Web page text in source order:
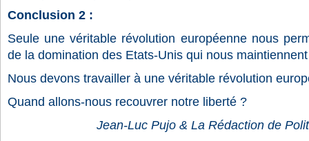
Conclusion 2 :
Seule une véritable révolution européenne nous
de la domination des Etats-Unis qui nous
Nous devons travailler à une véritable révolution
Quand allons-nous recouvrer notre liberté ?
Jean-Luc Pujo & La Rédaction de